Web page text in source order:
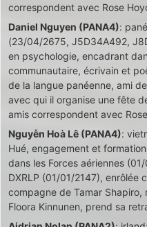
correspondent avec Rose
Daniel Nguyen (PANA4):
(23/04/2675, J5D34A492,
en psychologie, encadrant
communautaire, écrivain et
de la langue panéenne, ami
avec qui il organise une fête
amis correspondent avec
Nguyễn Hoà Lê (PANA4):
Hué, engagement et
dans les Forces aériennes
DXRLP (01/01/2147), enrôlée
compagne de Tamar
Floora Kinnunen, prend sa